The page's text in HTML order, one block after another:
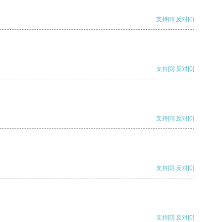
支持[0] 反对[0]
支持[0] 反对[0]
支持[0] 反对[0]
支持[0] 反对[0]
支持[0] 反对[0]